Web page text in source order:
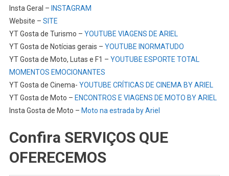
Insta Geral – INSTAGRAM
Website – SITE
YT Gosta de Turismo – YOUTUBE VIAGENS DE ARIEL
YT Gosta de Notícias gerais – YOUTUBE INORMATUDO
YT Gosta de Moto, Lutas e F1 – YOUTUBE ESPORTE TOTAL
MOMENTOS EMOCIONANTES
YT Gosta de Cinema- YOUTUBE CRÍTICAS DE CINEMA BY ARIEL
YT Gosta de Moto – ENCONTROS E VIAGENS DE MOTO BY ARIEL
Insta Gosta de Moto – Moto na estrada by Ariel
Confira SERVIÇOS QUE
OFERECEMOS